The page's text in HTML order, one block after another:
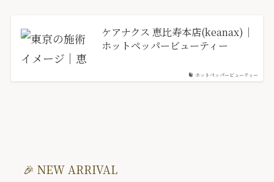
ホットペッパービューティー
ケアナクス 恵比寿本店(keanax)｜
ホットペッパービューティー
🎉 NEW ARRIVAL